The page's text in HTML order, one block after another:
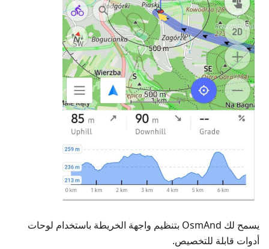
يسمح لك OsmAnd بتنظيم واجهة الخريطة باستخدام لوحات
أدوات قابلة للتخصيص.